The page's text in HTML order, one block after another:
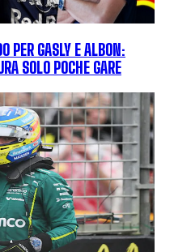
PER GASLY E ALBON:
SOLO POCHE GARE